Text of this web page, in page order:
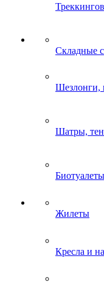
Складные
Шезлонги,
Шатры,
Биотуалеты
Жилеты
Кресла и